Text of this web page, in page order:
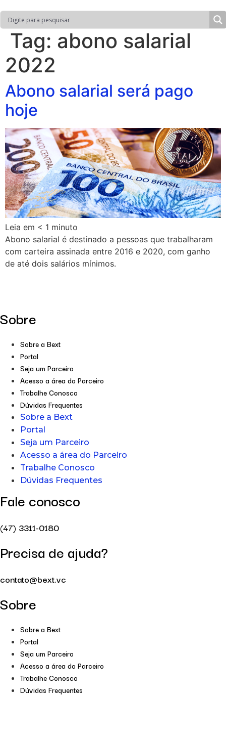
Tag: abono salarial
2022
Abono salarial será pago
hoje
Leia em < 1 minuto
Abono salarial é destinado a pessoas que trabalharam
com carteira assinada entre 2016 e 2020, com ganho
de até dois salários mínimos.
Sobre
Sobre a Bext
Portal
Seja um Parceiro
Acesso a área do Parceiro
Trabalhe Conosco
Dúvidas Frequentes
Sobre a Bext
Portal
Seja um Parceiro
Acesso a área do Parceiro
Trabalhe Conosco
Dúvidas Frequentes
Fale conosco
(47) 3311-0180
Precisa de ajuda?
contato@bext.vc
Sobre
Sobre a Bext
Portal
Seja um Parceiro
Acesso a área do Parceiro
Trabalhe Conosco
Dúvidas Frequentes